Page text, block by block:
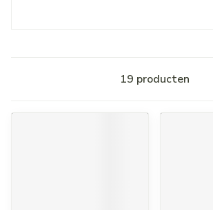
19 producten